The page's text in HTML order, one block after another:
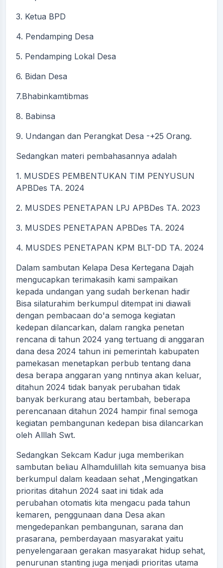
3. Ketua BPD
4. Pendamping Desa
5. Pendamping Lokal Desa
6. Bidan Desa
7.Bhabinkamtibmas
8. Babinsa
9. Undangan dan Perangkat Desa -+25 Orang.
Sedangkan materi pembahasannya adalah
1. MUSDES PEMBENTUKAN TIM PENYUSUN
APBDes TA. 2024
2. MUSDES PENETAPAN LPJ APBDes TA. 2023
3. MUSDES PENETAPAN APBDes TA. 2024
4. MUSDES PENETAPAN KPM BLT-DD TA. 2024
Dalam sambutan Kelapa Desa Kertegana Dajah
mengucapkan terimakasih kami sampaikan
kepada undangan yang sudah berkenan hadir
Bisa silaturahim berkumpul ditempat ini diawali
dengan pembacaan do'a semoga kegiatan
kedepan dilancarkan, dalam rangka penetan
rencana di tahun 2024 yang tertuang di anggaran
dana desa 2024 tahun ini pemerintah kabupaten
pamekasan menetapkan perbub tentang dana
desa berapa anggaran yang nntinya akan keluar,
ditahun 2024 tidak banyak perubahan tidak
banyak berkurang atau bertambah, beberapa
perencanaan ditahun 2024 hampir final semoga
kegiatan pembangunan kedepan bisa dilancarkan
oleh Alllah Swt.
Sedangkan Sekcam Kadur juga memberikan
sambutan beliau Alhamdulillah kita semuanya bisa
berkumpul dalam keadaan sehat ,Mengingatkan
prioritas ditahun 2024 saat ini tidak ada
perubahan otomatis kita mengacu pada tahun
kemaren, penggunaan dana Desa akan
mengedepankan pembangunan, sarana dan
prasarana, pemberdayaan masyarakat yaitu
penyelengaraan gerakan masyarakat hidup sehat,
penurunan stanting juga menjadi prioritas utama